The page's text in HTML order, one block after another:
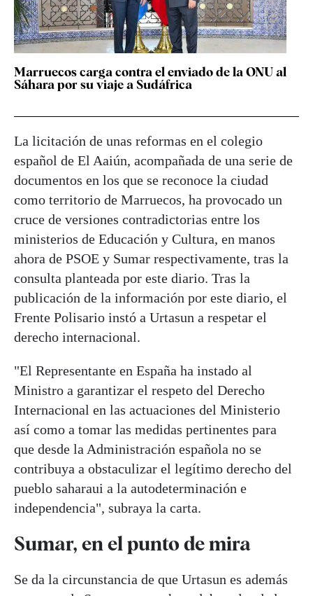
Marruecos carga contra el enviado de la ONU al
Sáhara por su viaje a Sudáfrica
La licitación de unas reformas en el colegio
español de El Aaiún, acompañada de una serie de
documentos en los que se reconoce la ciudad
como territorio de Marruecos, ha provocado un
cruce de versiones contradictorias entre los
ministerios de Educación y Cultura, en manos
ahora de PSOE y Sumar respectivamente, tras la
consulta planteada por este diario. Tras la
publicación de la información por este diario, el
Frente Polisario instó a Urtasun a respetar el
derecho internacional.
"El Representante en España ha instado al
Ministro a garantizar el respeto del Derecho
Internacional en las actuaciones del Ministerio
así como a tomar las medidas pertinentes para
que desde la Administración española no se
contribuya a obstaculizar el legítimo derecho del
pueblo saharaui a la autodeterminación e
independencia", subraya la carta.
Sumar, en el punto de mira
Se da la circunstancia de que Urtasun es además